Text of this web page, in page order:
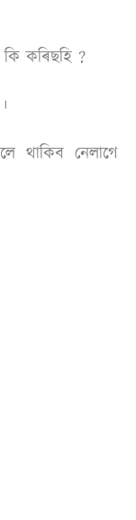
কৰিছহি ?
থাকিব নেলাগে